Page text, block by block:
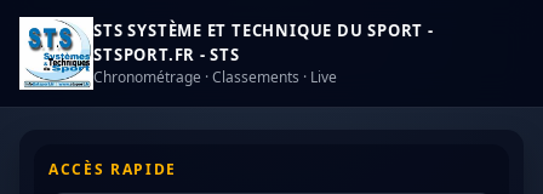
STS SYSTÈME ET TECHNIQUE DU SPORT -
STSPORT.FR - STS
Chronométrage · Classements · Live
ACCÈS RAPIDE